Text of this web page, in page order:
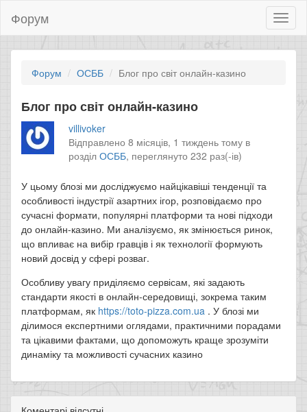
Форум
Форум ОСББ Блог про світ онлайн-казино
Блог про світ онлайн-казино
villivoker
Відправлено 8 місяців, 1 тиждень тому в
розділОСББ, переглянуто 232 раз(-ів)
У цьому блозі ми досліджуємо найцікавіші тенденції та
особливості індустрії азартних ігор, розповідаємо про
сучасні формати, популярні платформи та нові підходи
до онлайн-казино. Ми аналізуємо, як змінюється ринок,
що впливає на вибір гравців і як технології формують
новий досвід у сфері розваг.
Особливу увагу приділяємо сервісам, які задають
стандарти якості в онлайн-середовищі, зокрема таким
платформам, як https://toto-pizza.com.ua . У блозі ми
ділимося експертними оглядами, практичними порадами
та цікавими фактами, що допоможуть краще зрозуміти
динаміку та можливості сучасних казино